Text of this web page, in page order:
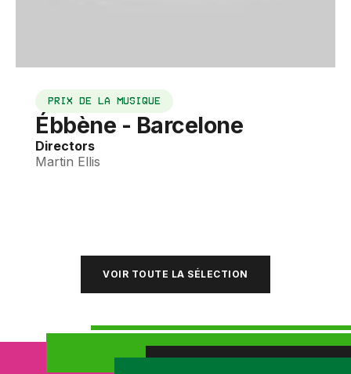
PRIX DE LA MUSIQUE
Ébbène - Barcelone
Directors
Martin Ellis
VOIR TOUTE LA SÉLECTION